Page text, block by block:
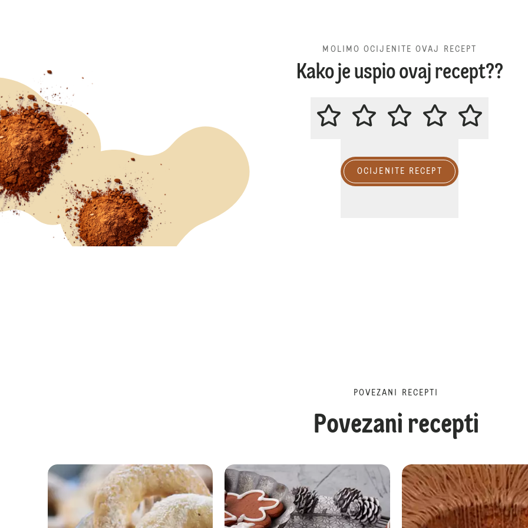
MOLIMO OCIJENITE OVAJ RECEPT
Kako je uspio ovaj recept??
MOLIMO OCIJENITE OVAJ
OCIJENITE RECEPT
POVEZANI RECEPTI
Povezani recepti
Aromatični blagdanski kolutići